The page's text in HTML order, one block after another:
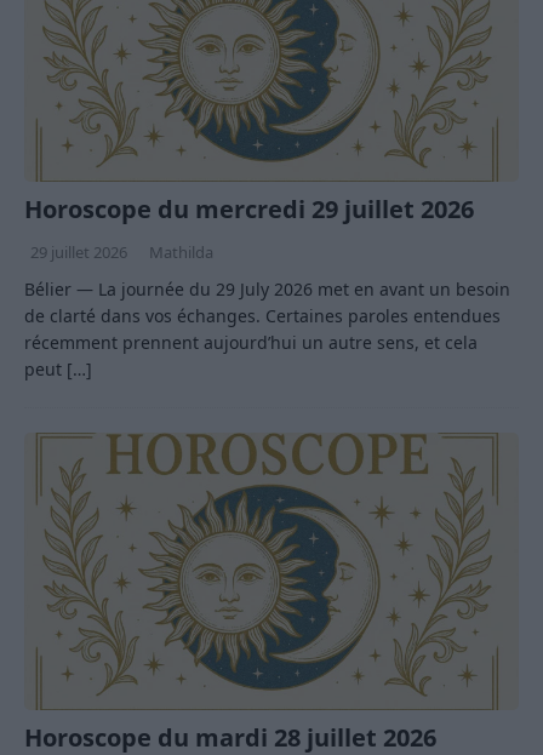
Horoscope du mercredi 29 juillet 2026
29 juillet 2026 Mathilda
Bélier — La journée du 29 July 2026 met en avant un besoin
de clarté dans vos échanges. Certaines paroles entendues
récemment prennent aujourd’hui un autre sens, et cela
peut […]
Horoscope du mardi 28 juillet 2026